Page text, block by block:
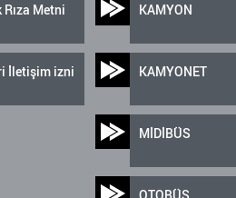
Metni
İletişim izni
KAMYON
KAMYONET
MİDİBÜS